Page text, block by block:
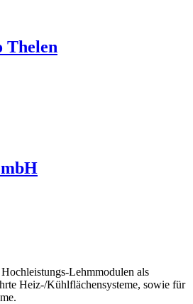
Lehmmodulen als
Heiz-/Kühlflächensysteme, sowie für